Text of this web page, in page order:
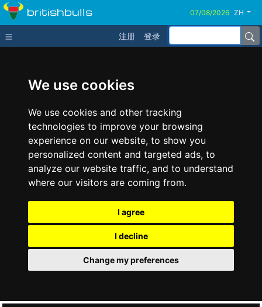
We use cookies
We use cookies and other tracking
technologies to improve your browsing
experience on our website, to show you
personalized content and targeted ads, to
analyze our website traffic, and to understand
where our visitors are coming from.
I agree
I decline
Change my preferences
britishbulls ZH
注册 登录